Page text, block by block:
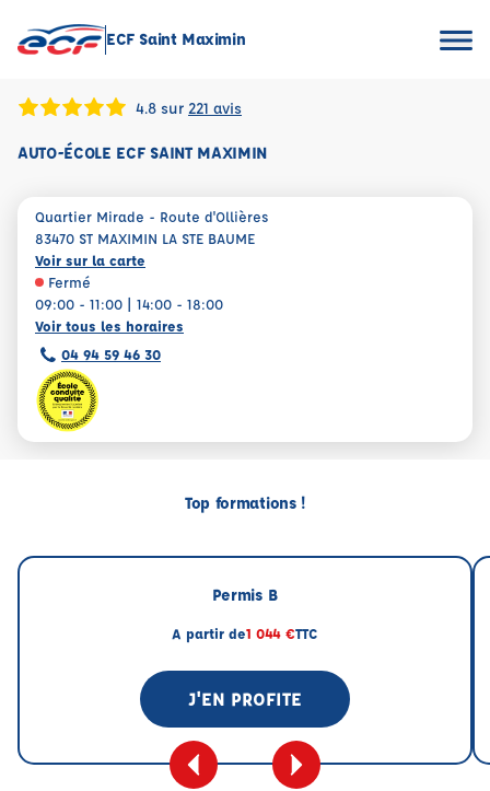
ECF Saint Maximin
4.8 sur 221 avis
AUTO-ÉCOLE ECF SAINT MAXIMIN
Quartier Mirade - Route d'Ollières
83470 ST MAXIMIN LA STE BAUME
Voir sur la carte
Fermé
09:00 - 11:00 | 14:00 - 18:00
Voir tous les horaires
04 94 59 46 30
Top formations !
Permis B
A partir de1 044 €TTC
J'EN PROFITE